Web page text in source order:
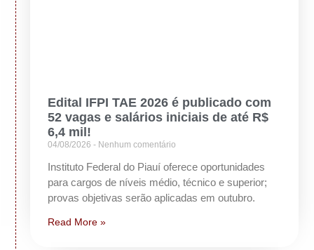
Edital IFPI TAE 2026 é publicado com
52 vagas e salários iniciais de até R$
6,4 mil!
04/08/2026 Nenhum comentário
Instituto Federal do Piauí oferece oportunidades
para cargos de níveis médio, técnico e superior;
provas objetivas serão aplicadas em outubro.
Read More »